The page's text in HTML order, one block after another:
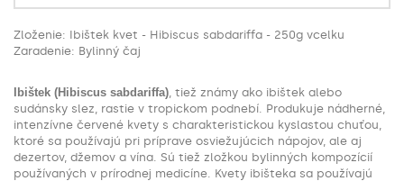
Zloženie: Ibištek kvet - Hibiscus sabdariffa - 250g vcelku
Zaradenie: Bylinný čaj
Ibištek (Hibiscus sabdariffa) , tiež známy ako ibištek alebo
sudánsky slez, rastie v tropickom podnebí. Produkuje nádherné,
intenzívne červené kvety s charakteristickou kyslastou chuťou,
ktoré sa používajú pri príprave osviežujúcich nápojov, ale aj
dezertov, džemov a vína. Sú tiež zložkou bylinných kompozícií
používaných v prírodnej medicíne. Kvety ibišteka sa používajú